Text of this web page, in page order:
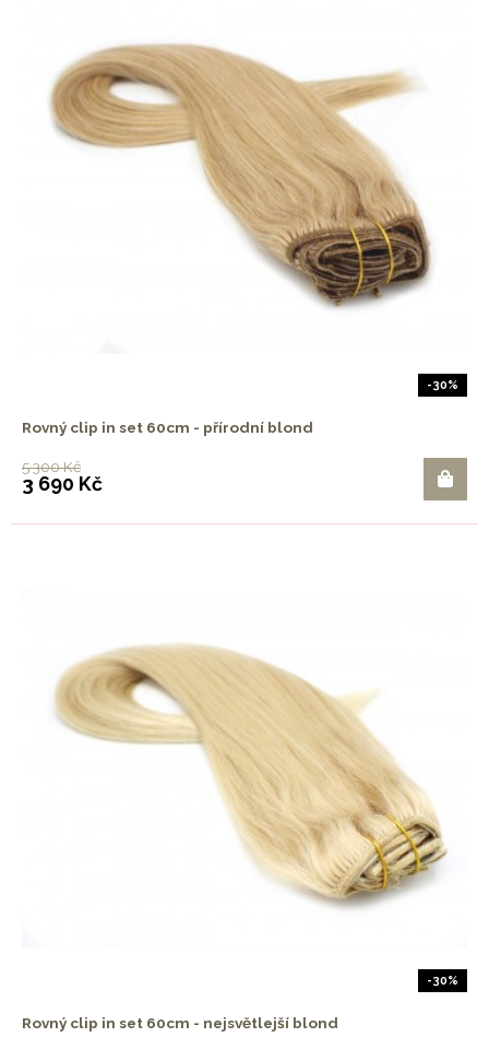
-30%
Rovný clip in set 60cm - přírodní blond
5 300 Kč
3 690 Kč
-30%
Rovný clip in set 60cm - nejsvětlejší blond